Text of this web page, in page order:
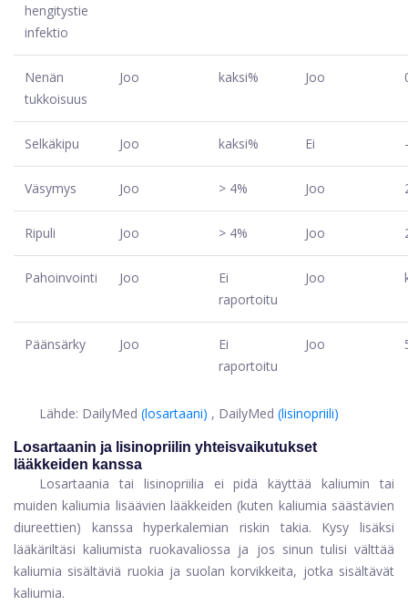
hengitystie
infektio
Nenän
tukkoisuus
Joo kaksi% Joo
Selkäkipu Joo kaksi% Ei -
Väsymys Joo > 4% Joo
Ripuli Joo > 4% Joo
Pahoinvointi Joo
Ei
raportoitu
Joo
Päänsärky Joo
Ei
raportoitu
Joo
Lähde: DailyMed (losartaani) , DailyMed (lisinopriili)
Losartaanin ja lisinopriilin yhteisvaikutukset
lääkkeiden kanssa
Losartaania tai lisinopriilia ei pidä käyttää kaliumin tai
muiden kaliumia lisäävien lääkkeiden (kuten kaliumia säästävien
diureettien) kanssa hyperkalemian riskin takia. Kysy lisäksi
lääkäriltäsi kaliumista ruokavaliossa ja jos sinun tulisi välttää
kaliumia sisältäviä ruokia ja suolan korvikkeita, jotka sisältävät
kaliumia.